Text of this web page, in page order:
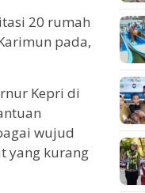
20 rumah
pada,
Kepri di
wujud
yang kurang